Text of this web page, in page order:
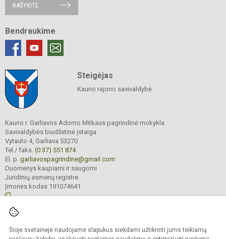
Šioje svetainėje naudojame slapukus siekdami užtikrinti jums teikiamų
RAŠYKITE
Bendraukime
Steigėjas
Kauno rajono savivaldybė
Kauno r. Garliavos Adomo Mitkaus pagrindinė mokykla
Savivaldybės biudžetinė įstaiga
Vytauto 4, Garliava 53270
Tel./ faks. (0 37) 551 874
El. p. garliavospagrindine@gmail.com
Duomenys kaupiami ir saugomi
Juridinių asmenų registre
Įmonės kodas 191074641
saugomos.